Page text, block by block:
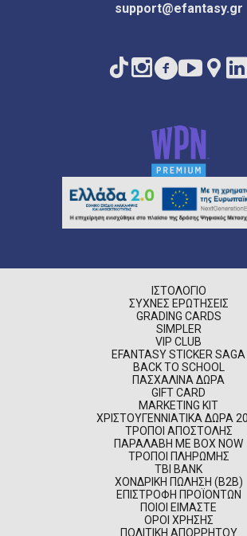
support@efantasy.gr
ΙΣΤΟΛΌΓΙΟ
ΣΥΧΝΈΣ ΕΡΩΤΉΣΕΙΣ
GRADING CARDS
SIMPLER
VIP CLUB
EFANTASY STICKER SAGA
BACK TO SCHOOL
ΠΑΣΧΑΛΙΝΆ ΔΏΡΑ
GIFT CARD
MARKETING KIT
ΧΡΙΣΤΟΥΓΕΝΝΙΆΤΙΚΑ ΔΏΡΑ
ΤΡΌΠΟΙ ΑΠΟΣΤΟΛΉΣ
ΠΑΡΑΛΑΒΉ ΜΕ BOX NOW
ΤΡΌΠΟΙ ΠΛΗΡΩΜΉΣ
TBI BANK
ΧΟΝΔΡΙΚΉ ΠΏΛΗΣΗ (B2B)
ΕΠΙΣΤΡΟΦΉ ΠΡΟΪΌΝΤΩΝ
ΠΟΙΟΊ ΕΊΜΑΣΤΕ
ΌΡΟΙ ΧΡΉΣΗΣ
ΠΟΛΙΤΙΚΉ ΑΠΟΡΡΉΤΟΥ